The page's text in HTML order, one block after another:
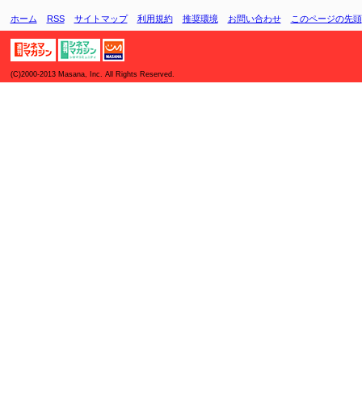
ホーム RSS サイトマップ 利用規約 推奨環境 お問い合わせ このページの先頭
(C)2000-2013 Masana, Inc. All Rights Reserved.